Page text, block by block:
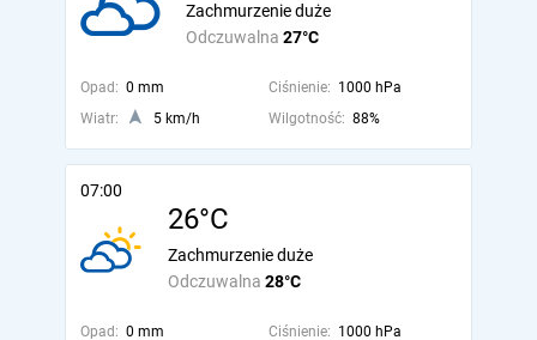
Odczuwalna 27°C
Zachmurzenie duże
Opad: 0 mm Ciśnienie: 1000 hPa
Wiatr:
5 km/h Wilgotność: 88%
07:00
26°C
Odczuwalna 28°C
Zachmurzenie duże
Opad: 0 mm Ciśnienie: 1000 hPa